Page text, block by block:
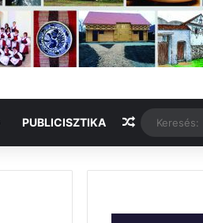
PUBLICISZTIKA Véletlen cikk